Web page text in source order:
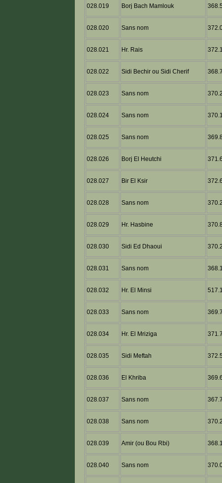
028.019 Borj Bach Mamlouk
028.020 Sans nom
028.021 Hr. Rais
028.022 Sidi Bechir ou Sidi Cherif
028.023 Sans nom
028.024 Sans nom
028.025 Sans nom
028.026 Borj El Heutchi
028.027 Bir El Ksir
028.028 Sans nom
028.029 Hr. Hasbine
028.030 Sidi Ed Dhaoui
028.031 Sans nom
028.032 Hr. El Minsi
028.033 Sans nom
028.034 Hr. El Mriziga
028.035 Sidi Meftah
028.036 El Khriba
028.037 Sans nom
028.038 Sans nom
028.039 Amir (ou Bou Rbi)
028.040 Sans nom